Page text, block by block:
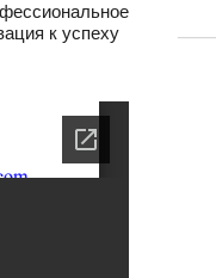
к успеху